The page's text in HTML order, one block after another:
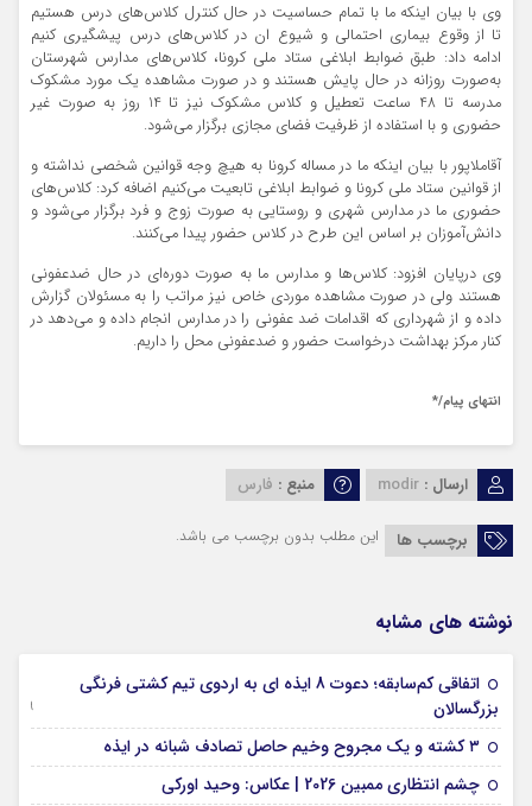
وی با بیان اینکه ما با تمام حساسیت در حال کنترل کلاس‌های درس هستیم
تا از وقوع بیماری احتمالی و شیوع ان در کلاس‌های درس پیشگیری کنیم
ادامه داد: طبق ضوابط ابلاغی ستاد ملیکرونا، کلاس‌های مدارس شهرستان
به‌صورت روزانه در حال پایش هستند و در صورت مشاهده یک مورد مشکوک
مدرسه تا 48 ساعت تعطیل و کلاس مشکوک نیز تا 14 روز به صورت غیر
حضوری و با استفاده از ظرفیت فضای مجازی برگزار می‌شود.
آقاملاپور با بیان اینکه ما در مسالهکرونا به هیچ وجه قوانین شخصی نداشته و
از قوانین ستاد ملی کرونا و ضوابط ابلاغی تابعیت می‌کنیم اضافه کرد: کلاس‌های
حضوری ما در مدارس شهری و روستایی به صورت زوج و فرد برگزار می‌شود و
دانش‌آموزان بر اساس این طرح در کلاس حضور پیدا می‌کنند.
وی درپایان افزود: کلاس‌ها و مدارس ما به صورت دوره‌ای در حال ضدعفونی
هستند ولی در صورت مشاهده موردی خاص نیز مراتب را به مسئولان گزارش
داده و از شهرداری که اقدامات ضد عفونی را در مدارس انجام داده و می‌دهد در
کنار مرکز بهداشت درخواست حضور و ضدعفونی محل را داریم.
انتهای پیام/*
ارسال : modir منبع : فارس
برچسب ها این مطلب بدون برچسب می باشد.
نوشته های مشابه
اتفاقی کم‌سابقه؛ دعوت 8 ایذه ای به اردوی تیم کشتی فرنگی
بزرگسالان
09 جولای 2026
۳ کشته و یک مجروح وخیم حاصل تصادف شبانه در ایذه
چشم انتظاری ممبین 2026 | عکاس: وحید اورکی